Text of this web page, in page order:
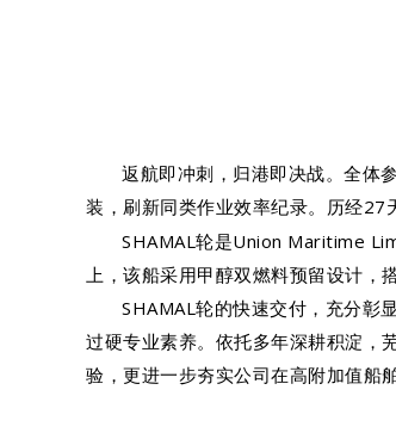
返航即冲刺，归港即决战。全体
装，刷新同类作业效率纪录。历经27
SHAMAL轮是Union Maritime
上，该船采用甲醇双燃料预留设计
SHAMAL轮的快速交付，充分彰
过硬专业素养。依托多年深耕积淀，
验，更进一步夯实公司在高附加值船